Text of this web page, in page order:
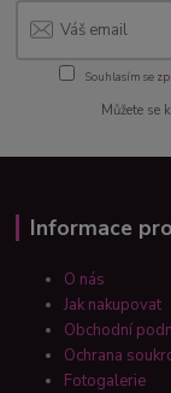
Souhlasím se
Můžete se
Informace
O nás
Jak nakupovat
Obchodní
Ochrana
Fotogalerie